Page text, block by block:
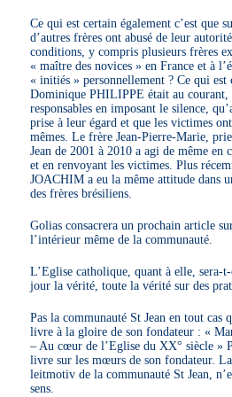
Ce qui est certain également c’est que
d’autres frères ont abusé de leur
conditions, y compris plusieurs frères
« maître des novices » en France et à
« initiés » personnellement ? Ce qui est
Dominique PHILIPPE était au courant,
responsables en imposant le silence,
prise à leur égard et que les victimes
mêmes. Le frère Jean-Pierre-Marie,
Jean de 2001 à 2010 a agi de même en
et en renvoyant les victimes. Plus
JOACHIM a eu la même attitude dans
des frères brésiliens.
Golias consacrera un prochain article
l’intérieur même de la communauté.
L’Eglise catholique, quant à elle, sera-
jour la vérité, toute la vérité sur des
Pas la communauté St Jean en tout
livre à la gloire de son fondateur : «
– Au cœur de l’Eglise du XX° siècle »
livre sur les mœurs de son fondateur.
leitmotiv de la communauté St Jean,
sens.